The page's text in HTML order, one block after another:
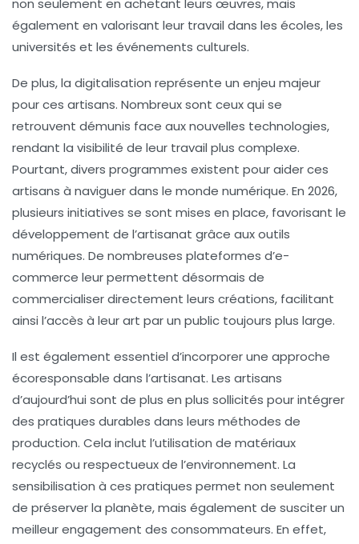
également en valorisant leur travail dans les écoles, les
universités et les événements culturels.
De plus, la digitalisation représente un enjeu majeur
pour ces artisans. Nombreux sont ceux qui se
retrouvent démunis face aux nouvelles technologies,
rendant la visibilité de leur travail plus complexe.
Pourtant, divers programmes existent pour aider ces
artisans à naviguer dans le monde numérique. En 2026,
plusieurs initiatives se sont mises en place, favorisant le
développement de l’artisanat grâce aux outils
numériques. De nombreuses plateformes d’e-
commerce leur permettent désormais de
commercialiser directement leurs créations, facilitant
ainsi l’accès à leur art par un public toujours plus large.
Il est également essentiel d’incorporer une approche
écoresponsable dans l’artisanat. Les artisans
d’aujourd’hui sont de plus en plus sollicités pour intégrer
des pratiques durables dans leurs méthodes de
production. Cela inclut l’utilisation de matériaux
recyclés ou respectueux de l’environnement. La
sensibilisation à ces pratiques permet non seulement
de préserver la planète, mais également de susciter un
meilleur engagement des consommateurs. En effet,